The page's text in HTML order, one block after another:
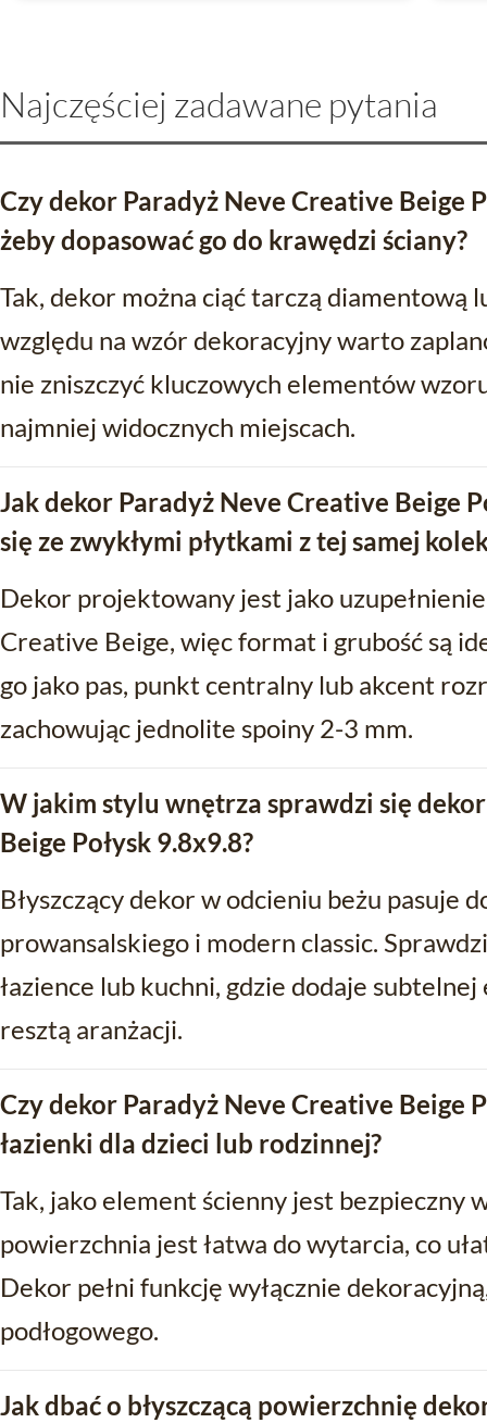
Najczęściej zadawane pytania
Czy dekor Paradyż Neve Creative Beige
żeby dopasować go do krawędzi ściany?
Tak, dekor można ciąć tarczą diamentową
względu na wzór dekoracyjny warto
nie zniszczyć kluczowych elementów
najmniej widocznych miejscach.
Jak dekor Paradyż Neve Creative Beige
się ze zwykłymi płytkami z tej samej
Dekor projektowany jest jako
Creative Beige, więc format i grubość są
go jako pas, punkt centralny lub akcent
zachowując jednolite spoiny 2-3 mm.
W jakim stylu wnętrza sprawdzi się
Beige Połysk 9.8x9.8?
Błyszczący dekor w odcieniu beżu pasuje
prowansalskiego i modern classic.
łazience lub kuchni, gdzie dodaje
resztą aranżacji.
Czy dekor Paradyż Neve Creative Beige
łazienki dla dzieci lub rodzinnej?
Tak, jako element ścienny jest bezpieczny
powierzchnia jest łatwa do wytarcia, co
Dekor pełni funkcję wyłącznie
podłogowego.
Jak dbać o błyszczącą powierzchnię